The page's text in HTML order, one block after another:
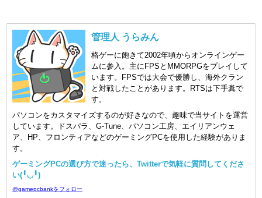
管理人 うらみん
格ゲーに飽きて2002年頃からオンラインゲー
ムに参入。主にFPSとMMORPGをプレイして
います。FPSでは大会で優勝し、海外クラン
と対戦したことがあります。RTSは下手糞で
す。
パソコンをカスタマイズするのが好きなので、趣味で当サイトを運営
しています。ドスパラ、G-Tune、パソコン工房、エイリアンウェ
ア、HP、フロンティアなどのゲーミングPCを使用した経験がありま
す。
ゲーミングPCの選び方で迷ったら、Twitterで気軽に質問してくださ
い(╹◡╹)
@gamepcbankをフォロー